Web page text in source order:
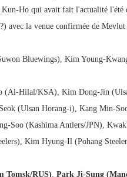
Kun-Ho qui avait fait l'actualité
avec la venue confirmée de
Bluewings), Kim Young-
(Al-Hilal/KSA), Kim Dong-Jin
(Ulsan Horang-i), Kang Min-
Soo (Kashima Antlers/JPN),
Kim Hyung-Il (Pohang
Tomsk/RUS), Park Ji-Sung